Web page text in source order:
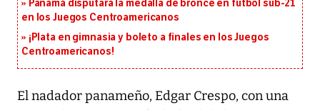
Panamá disputará la medalla de bronce en fútbol sub-21
en los Juegos Centroamericanos
¡Plata en gimnasia y boleto a finales en los Juegos
Centroamericanos!
El nadador panameño, Edgar Crespo, con una